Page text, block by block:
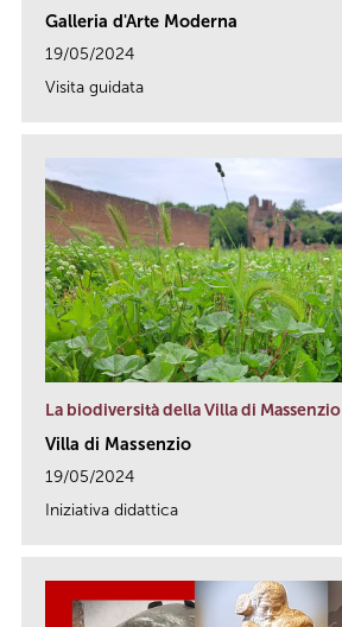
Galleria d'Arte Moderna
19/05/2024
Visita guidata
La biodiversità della Villa di Massenzio
Villa di Massenzio
19/05/2024
Iniziativa didattica